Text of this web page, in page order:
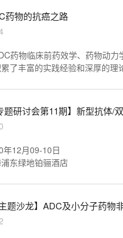
药物的抗癌之路
药物临床前药效学、药物动力
了丰富的实践经验和深厚的理
究，其中3个ADC药物研究资
审评，另外1个将在2019年提
题研讨会第11期】新型抗体/
探索
年12月09-10日
东绿地铂骊酒店
主题沙龙】ADC及小分子药物